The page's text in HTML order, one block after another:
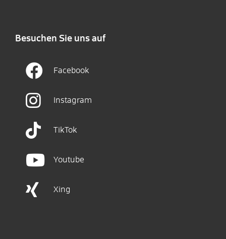
Besuchen Sie uns auf
Facebook
Instagram
TikTok
Youtube
Xing